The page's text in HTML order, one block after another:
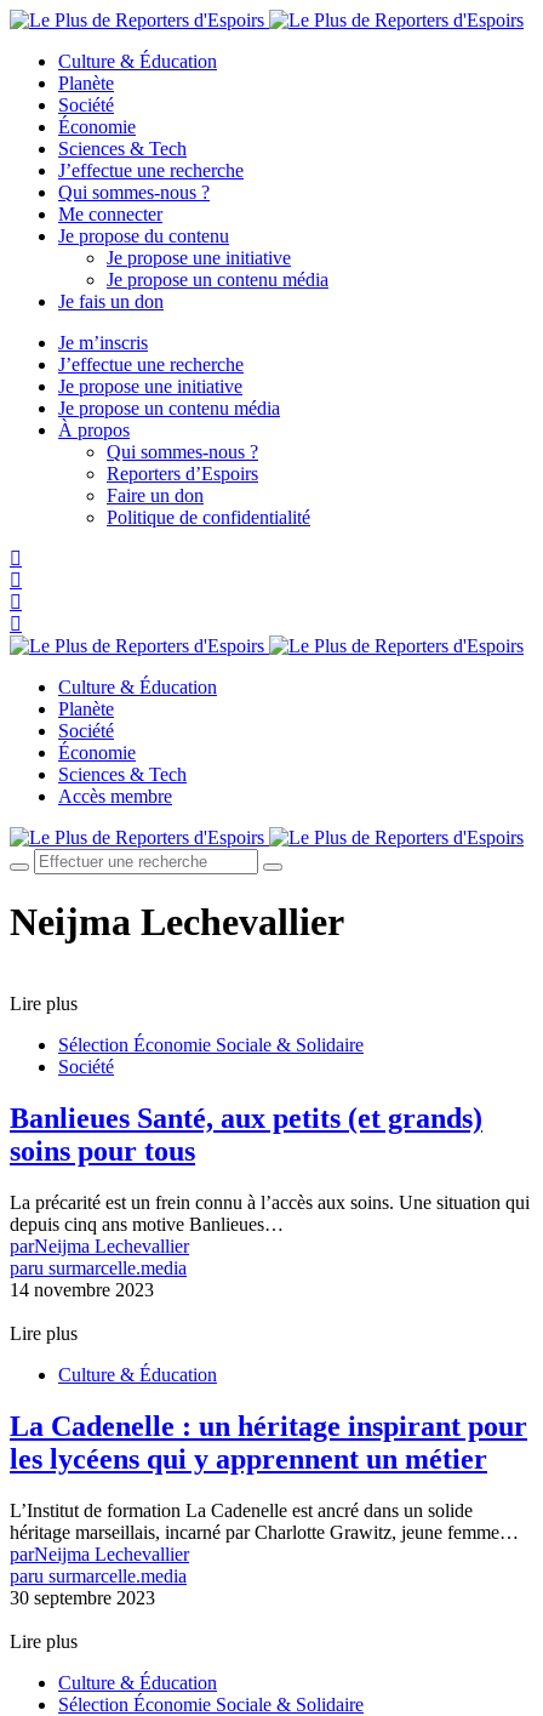
Culture & Éducation
Planète
Société
Économie
Sciences & Tech
J’effectue une recherche
Qui sommes-nous ?
Me connecter
Je propose du contenu
Je propose une initiative
Je propose un contenu média
Je fais un don
Je m’inscris
J’effectue une recherche
Je propose une initiative
Je propose un contenu média
À propos
Qui sommes-nous ?
Reporters d’Espoirs
Faire un don
Politique de confidentialité
Culture & Éducation
Planète
Société
Économie
Sciences & Tech
Accès membre
Neijma Lechevallier
Lire plus
Sélection Économie Sociale & Solidaire
Société
Banlieues Santé, aux petits (et grands)
soins pour tous
La précarité est un frein connu à l’accès aux soins. Une situation qui
depuis cinq ans motive Banlieues…
parNeijma Lechevallier
paru surmarcelle.media
14 novembre 2023
Lire plus
Culture & Éducation
La Cadenelle : un héritage inspirant pour
les lycéens qui y apprennent un métier
L’Institut de formation La Cadenelle est ancré dans un solide
héritage marseillais, incarné par Charlotte Grawitz, jeune femme…
parNeijma Lechevallier
paru surmarcelle.media
30 septembre 2023
Lire plus
Culture & Éducation
Sélection Économie Sociale & Solidaire